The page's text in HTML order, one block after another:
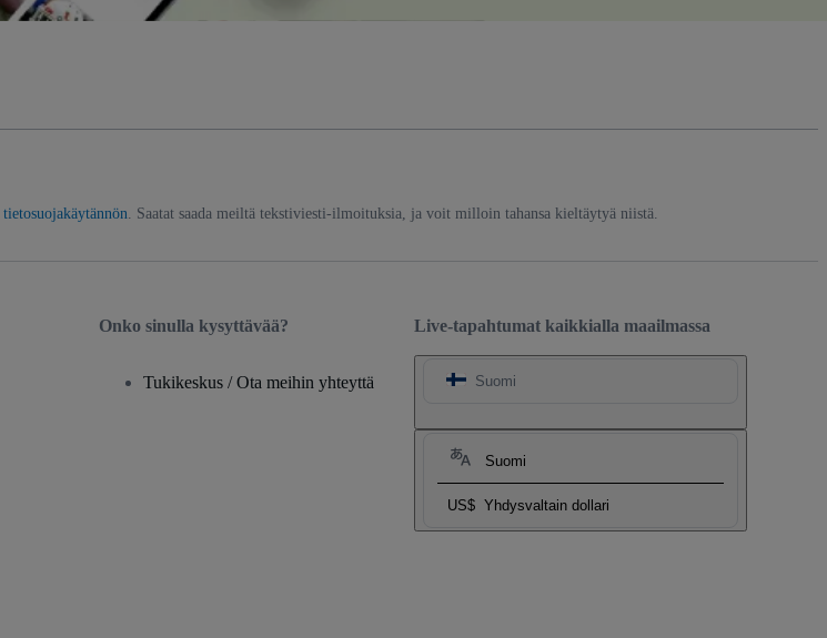
tietosuojakäytännön . Saatat saada meiltä tekstiviesti-ilmoituksia, ja voit milloin tahansa kieltäytyä niistä.
Live-tapahtumat kaikkialla maailmassa
Suomi
Suomi
US$ Yhdysvaltain dollari
Onko sinulla kysyttävää?
Tukikeskus / Ota meihin yhteyttä